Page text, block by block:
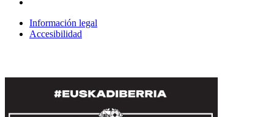
Información legal
Accesibilidad